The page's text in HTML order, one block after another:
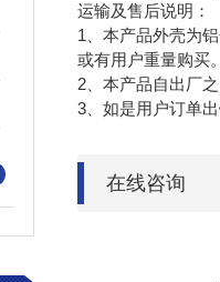
运输及售后说明：
1、本产品外壳为
或有用户重量购买
2、本产品自出厂
3、如是用户订单
在线咨询